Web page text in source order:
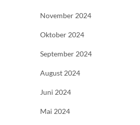
November 2024
Oktober 2024
September 2024
August 2024
Juni 2024
Mai 2024